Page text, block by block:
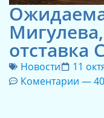
отставка
Новости
11
Коментарии —40